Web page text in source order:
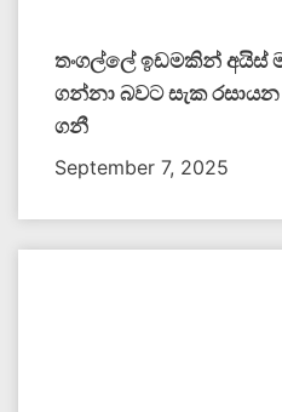
තංගල්ලේ ඉඩමකින් අයිස්
ගන්නා බවට සැක
ගනී
September 7, 2025